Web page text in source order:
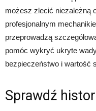
możesz zlecić niezależną
profesjonalnym
przeprowadzą
pomóc wykryć ukryte
bezpieczeństwo i wartość
Sprawdź